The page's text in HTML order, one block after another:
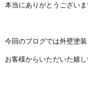
本当にありがとうございま
今回のブログでは外壁塗
お客様からいただいた嬉